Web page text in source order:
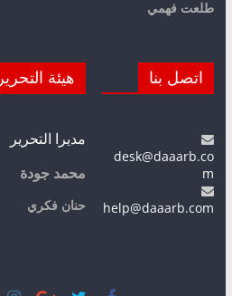
طلعت فهمي
اتصل بنا
desk@daaarb.co
m
help@daaarb.com
هيئة التحرير
مديرا التحرير
محمد جودة
حنان فكري